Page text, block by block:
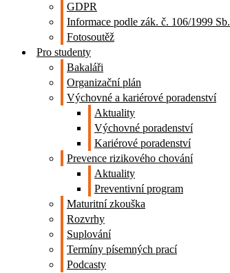
GDPR
Informace podle zák. č. 106/1999 Sb.
Fotosoutěž
Pro studenty
Bakaláři
Organizační plán
Výchovné a kariérové poradenství
Aktuality
Výchovné poradenství
Kariérové poradenství
Prevence rizikového chování
Aktuality
Preventivní program
Maturitní zkouška
Rozvrhy
Suplování
Termíny písemných prací
Podcasty